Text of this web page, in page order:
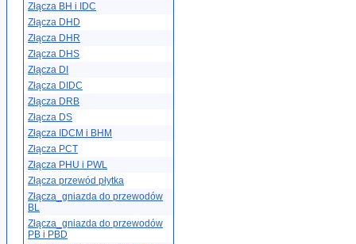
Złącza BH i IDC
Złącza DHD
Złącza DHR
Złącza DHS
Złącza DI
Złącza DIDC
Złącza DRB
Złącza DS
Złącza IDCM i BHM
Złącza PCT
Złącza PHU i PWL
Złącza przewód płytka
Złącza_gniazda do przewodów
BL
Złącza_gniazda do przewodów
PB i PBD